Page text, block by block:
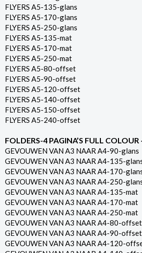
FLYERS A5-135-glans
FLYERS A5-170-glans
FLYERS A5-250-glans
FLYERS A5-135-mat
FLYERS A5-170-mat
FLYERS A5-250-mat
FLYERS A5-80-offset
FLYERS A5-90-offset
FLYERS A5-120-offset
FLYERS A5-140-offset
FLYERS A5-150-offset
FLYERS A5-240-offset
FOLDERS-4 PAGINA’S FULL COLOUR
GEVOUWEN VAN A3 NAAR A4-90-glans
GEVOUWEN VAN A3 NAAR A4-135-
GEVOUWEN VAN A3 NAAR A4-170-
GEVOUWEN VAN A3 NAAR A4-250-
GEVOUWEN VAN A3 NAAR A4-135-mat
GEVOUWEN VAN A3 NAAR A4-170-mat
GEVOUWEN VAN A3 NAAR A4-250-mat
GEVOUWEN VAN A3 NAAR A4-80-offset
GEVOUWEN VAN A3 NAAR A4-90-offset
GEVOUWEN VAN A3 NAAR A4-120-